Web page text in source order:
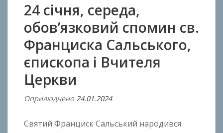
24 січня, середа,
обов’язковий спомин св.
Франциска Сальського,
єпископа і Вчителя
Церкви
Оприлюднено 24.01.2024В
д
Святий Франциск Сальський народився